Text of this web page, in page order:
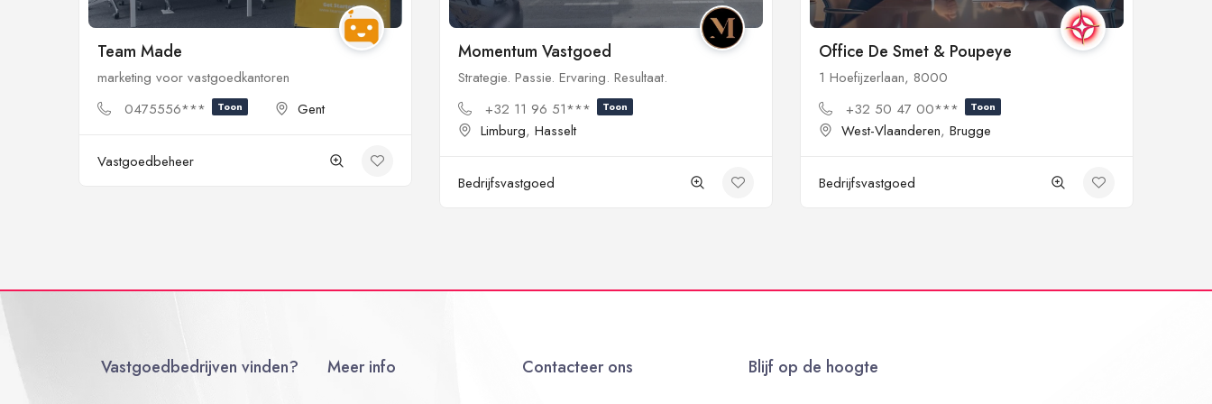
Team Made
marketing voor vastgoedkantoren
0475556***
Toon Gent
Vastgoedbeheer
Momentum Vastgoed
Strategie. Passie. Ervaring. Resultaat.
+32 11 96 51***
Toon
Limburg, Hasselt
Bedrijfsvastgoed
Office De Smet & Poupeye
1 Hoefijzerlaan, 8000
+32 50 47 00***
Toon
West-Vlaanderen, Brugge
Bedrijfsvastgoed
Vastgoedbedrijven vinden? Meer info Contacteer ons Blijf op de hoogte